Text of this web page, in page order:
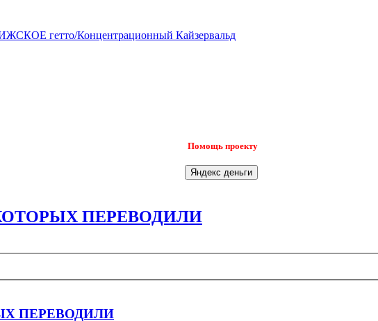
гетто/Концентрационный Кайзервальд
Помощь проекту
ПЕРЕВОДИЛИ
ПЕРЕВОДИЛИ